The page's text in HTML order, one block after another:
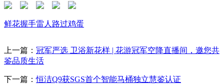
鲜花握手雷人 路过鸡蛋
上一篇： 冠军严选 卫浴新花样 | 花游冠军空降直播间，邀您共
鉴品质生活
下一篇：恒洁Q9获SGS首个智能马桶独立慧鉴认证